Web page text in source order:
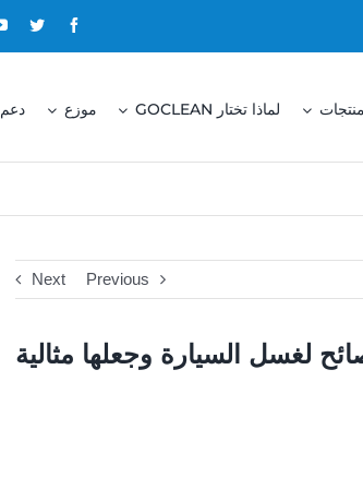
لماذا تختار GOCLEAN موزع دعم
Previous
Next
لغسل السيارة وجعلها مثالية